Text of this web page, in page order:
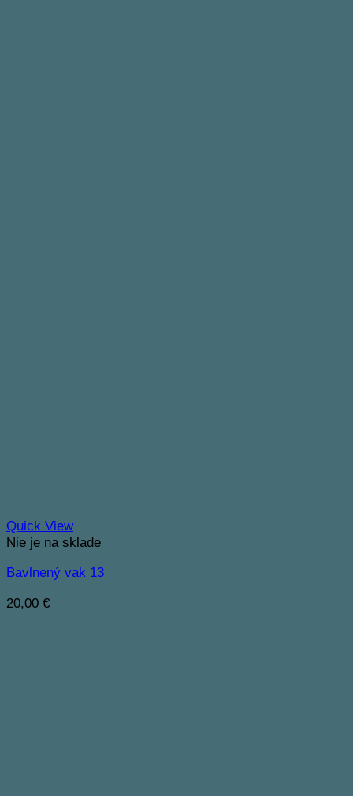
Quick View
Nie je na sklade
Bavlnený vak 13
20,00 €